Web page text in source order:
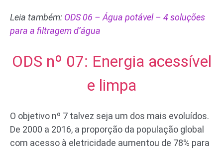
Leia também: ODS 06 – Água potável – 4 soluções
para a filtragem d’água
ODS nº 07: Energia acessível
e limpa
O objetivo nº 7 talvez seja um dos mais evoluídos.
De 2000 a 2016, a proporção da população global
com acesso à eletricidade aumentou de 78% para